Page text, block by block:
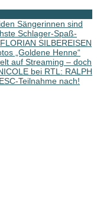
Sängerinnen sind
Schlager-Spaß-
FLORIAN SILBEREISEN
„Goldene Henne“
auf Streaming – doch
bei RTL: RALPH
Teilnahme nach!